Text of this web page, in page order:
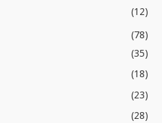
(12)
(78)
(35)
(18)
(23)
(28)